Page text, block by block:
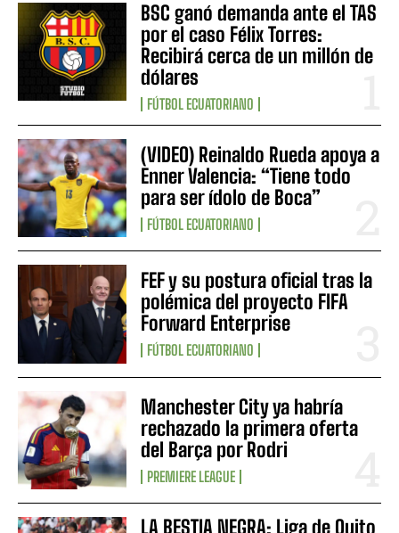
BSC ganó demanda ante el TAS
por el caso Félix Torres:
Recibirá cerca de un millón de
dólares
FÚTBOL ECUATORIANO
(VIDEO) Reinaldo Rueda apoya a
Enner Valencia: “Tiene todo
para ser ídolo de Boca”
FÚTBOL ECUATORIANO
FEF y su postura oficial tras la
polémica del proyecto FIFA
Forward Enterprise
FÚTBOL ECUATORIANO
Manchester City ya habría
rechazado la primera oferta
del Barça por Rodri
PREMIERE LEAGUE
LA BESTIA NEGRA: Liga de Quito